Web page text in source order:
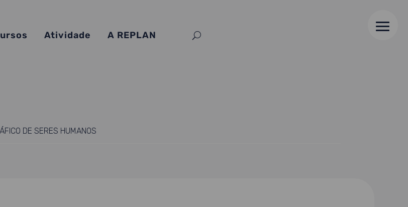
Atividade A REPLAN
DE SERES HUMANOS